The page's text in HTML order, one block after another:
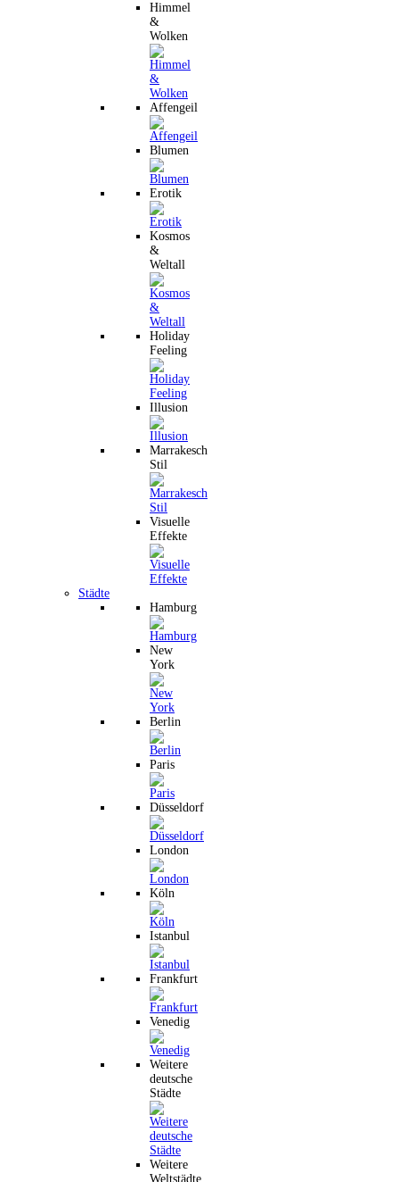
Himmel
&
Wolken
Affengeil
Blumen
Erotik
Kosmos
&
Weltall
Holiday
Feeling
Illusion
Marrakesch
Stil
Visuelle
Effekte
Städte
Hamburg
New
York
Berlin
Paris
Düsseldorf
London
Köln
Istanbul
Frankfurt
Venedig
Weitere
deutsche
Städte
Weitere
Weltstädte